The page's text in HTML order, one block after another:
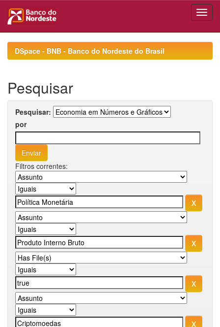
navigationDSpace - BNB - Banco do Nordeste do Brasil
Pesquisar
Pesquisar:
por
Filtros correntes: